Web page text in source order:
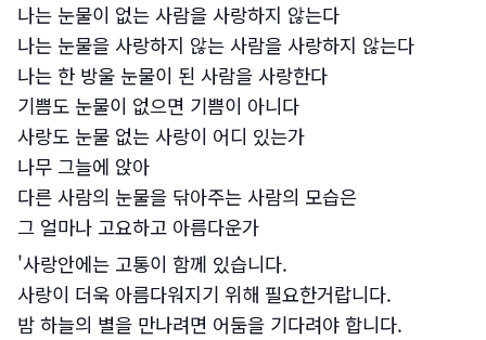
나는 눈물이 없는 사람을 사랑하지 않는다
나는 눈물을 사랑하지 않는 사람을 사랑하지 않는다
나는 한 방울 눈물이 된 사람을 사랑한다
기쁨도 눈물이 없으면 기쁨이 아니다
사랑도 눈물 없는 사랑이 어디 있는가
나무 그늘에 앉아
다른 사람의 눈물을 닦아주는 사람의 모습은
그 얼마나 고요하고 아름다운가
'사랑안에는 고통이 함께 있습니다.
사랑이 더욱 아름다워지기 위해 필요한거랍니다.
밤 하늘의 별을 만나려면 어둠을 기다려야 합니다.